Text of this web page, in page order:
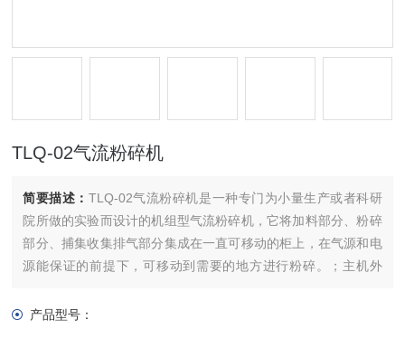
TLQ-02气流粉碎机
简要描述： TLQ-02气流粉碎机是一种专门为小量生产或者科研
院所做的实验而设计的机组型气流粉碎机，它将加料部分、粉碎
部分、捕集收集排气部分集成在一直可移动的柜上，在气源和电
源能保证的前提下，可移动到需要的地方进行粉碎。；主机外
抛光处理，既美观有便于整理
产品型号：